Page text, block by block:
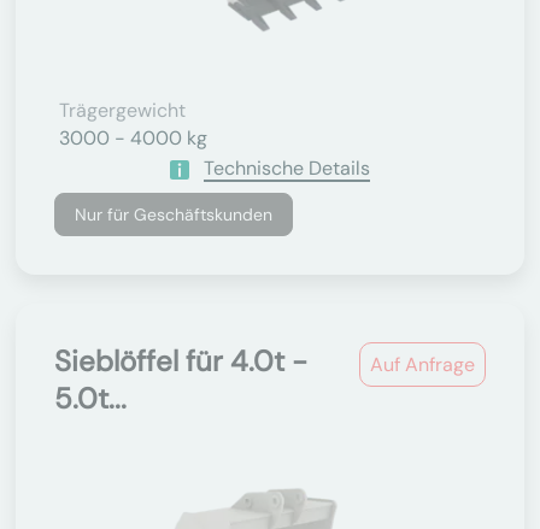
Trägergewicht
3000 - 4000 kg
Technische Details
Nur für Geschäftskunden
Auf Anfrage
Sieblöffel für 4.0t -
5.0t...